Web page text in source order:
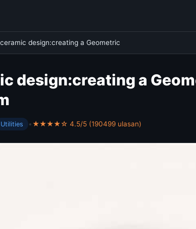
design:creating a Geometric
design:creating a
Utilities •★★★★☆ 4.5/5 (190499 ulasan)